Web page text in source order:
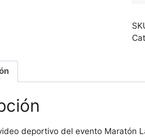
deportivo del evento Maratón